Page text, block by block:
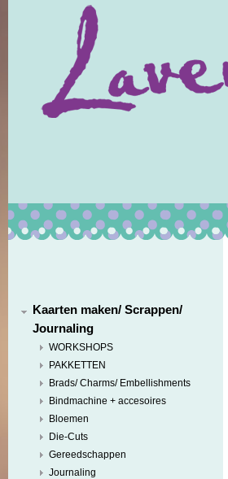
Kaarten maken/ Scrappen/
Journaling
WORKSHOPS
PAKKETTEN
Brads/ Charms/ Embellishments
Bindmachine + accesoires
Bloemen
Die-Cuts
Gereedschappen
Journaling